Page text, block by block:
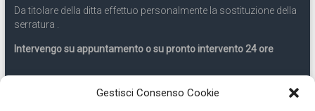
Gestisci Consenso Cookie
Da titolare della ditta effettuo personalmente la sostituzione della
serratura .
Intervengo su appuntamento o su pronto intervento 24 ore
Servizio 24 ore